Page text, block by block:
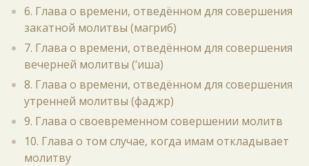
6. Глава о времени, отведённом для совершения
закатной молитвы (магриб)
7. Глава о времени, отведённом для совершения
вечерней молитвы (‘иша)
8. Глава о времени, отведённом для совершения
утренней молитвы (фаджр)
9. Глава о своевременном совершении молитв
10. Глава о том случае, когда имам откладывает
молитву